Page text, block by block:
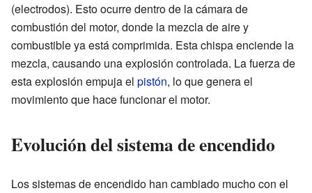
(electrodos). Esto ocurre dentro de la cámara de
combustión del motor, donde la mezcla de aire y
combustible ya está comprimida. Esta chispa enciende la
mezcla, causando una explosión controlada. La fuerza de
esta explosión empuja el pistón, lo que genera el
movimiento que hace funcionar el motor.
Evolución del sistema de encendido
Los sistemas de encendido han cambiado mucho con el